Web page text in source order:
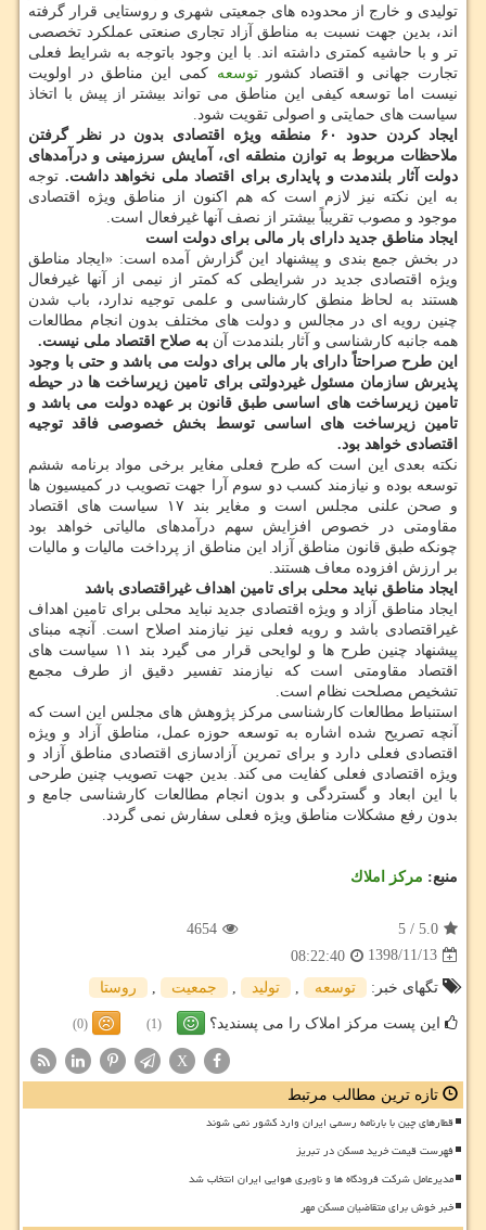
تولیدی و خارج از محدوده های جمعیتی شهری و روستایی قرار گرفته
اند، بدین جهت نسبت به مناطق آزاد تجاری صنعتی عملكرد تخصصی
تر و با حاشیه كمتری داشته اند. با این وجود باتوجه به شرایط فعلی
تجارت جهانی و اقتصاد كشورتوسعه كمی این مناطق در اولویت
نیست اما توسعه كیفی این مناطق می تواند بیشتر از پیش با اتخاذ
سیاست های حمایتی و اصولی تقویت شود.
ایجاد كردن حدود ۶۰ منطقه ویژه اقتصادی بدون در نظر گرفتن
ملاحظات مربوط به توازن منطقه ای، آمایش سرزمینی و درآمدهای
دولت آثار بلندمدت و پایداری برای اقتصاد ملی نخواهد داشت. توجه
به این نكته نیز لازم است كه هم اكنون از مناطق ویژه اقتصادی
موجود و مصوب تقریباً بیشتر از نصف آنها غیرفعال است.
ایجاد مناطق جدید دارای بار مالی برای دولت است
در بخش جمع بندی و پیشنهاد این گزارش آمده است: «ایجاد مناطق
ویژه اقتصادی جدید در شرایطی كه كمتر از نیمی از آنها غیرفعال
هستند به لحاظ منطق كارشناسی و علمی توجیه ندارد، باب شدن
چنین رویه ای در مجالس و دولت های مختلف بدون انجام مطالعات
همه جانبه كارشناسی و آثار بلندمدت آن به صلاح اقتصاد ملی نیست.
این طرح صراحتاً دارای بار مالی برای دولت می باشد و حتی با وجود
پذیرش سازمان مسئول غیردولتی برای تامین زیرساخت ها در حیطه
تامین زیرساخت های اساسی طبق قانون بر عهده دولت می باشد و
تامین زیرساخت های اساسی توسط بخش خصوصی فاقد توجیه
اقتصادی خواهد بود.
نكته بعدی این است كه طرح فعلی مغایر برخی مواد برنامه ششم
توسعه بوده و نیازمند كسب دو سوم آرا جهت تصویب در كمیسیون ها
و صحن علنی مجلس است و مغایر بند ۱۷ سیاست های اقتصاد
مقاومتی در خصوص افزایش سهم درآمدهای مالیاتی خواهد بود
چونكه طبق قانون مناطق آزاد این مناطق از پرداخت مالیات و مالیات
بر ارزش افزوده معاف هستند.
ایجاد مناطق نباید محلی برای تامین اهداف غیراقتصادی باشد
ایجاد مناطق آزاد و ویژه اقتصادی جدید نباید محلی برای تامین اهداف
غیراقتصادی باشد و رویه فعلی نیز نیازمند اصلاح است. آنچه مبنای
پیشنهاد چنین طرح ها و لوایحی قرار می گیرد بند ۱۱ سیاست های
اقتصاد مقاومتی است كه نیازمند تفسیر دقیق از طرف مجمع
تشخیص مصلحت نظام است.
استنباط مطالعات كارشناسی مركز پژوهش های مجلس این است كه
آنچه تصریح شده اشاره به توسعه حوزه عمل، مناطق آزاد و ویژه
اقتصادی فعلی دارد و برای تمرین آزادسازی اقتصادی مناطق آزاد و
ویژه اقتصادی فعلی كفایت می كند. بدین جهت تصویب چنین طرحی
با این ابعاد و گستردگی و بدون انجام مطالعات كارشناسی جامع و
بدون رفع مشكلات مناطق ویژه فعلی سفارش نمی گردد.
منبع: مركز املاك
5.0
/
5
4654
1398/11/13
08:22:40
تگهای خبر:
توسعه , تولید , جمعیت , روستا
این پست مرکز املاک را می پسندید؟ (1)
(0)
X
تازه ترین مطالب مرتبط
قطارهای چین با بارنامه رسمی ایران وارد کشور نمی شوند
فهرست قیمت خرید مسکن در تبریز
مدیرعامل شرکت فرودگاه ها و ناوبری هوایی ایران انتخاب شد
خبر خوش برای متقاضیان مسکن مهر